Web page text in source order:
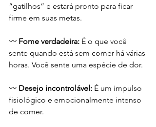
“gatilhos” e estará pronto para ficar
firme em suas metas.
〰 Fome verdadeira: É o que você
sente quando está sem comer há várias
horas. Você sente uma espécie de dor.
〰 Desejo incontrolável: É um impulso
fisiológico e emocionalmente intenso
de comer.